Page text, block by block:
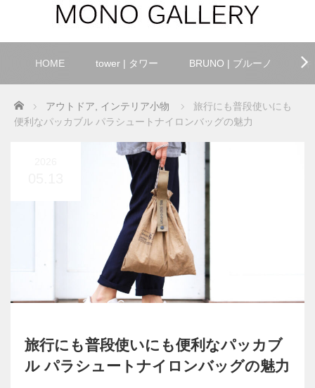
HOME tower | タワー BRUNO | ブルーノ キ
Home アウトドア インテリア小物
旅行にも普段使いにも
便利なパッカブル パラシュートナイロンバッグの魅力
旅行にも普段使いにも便利なパッカブ
ル パラシュートナイロンバッグの魅力